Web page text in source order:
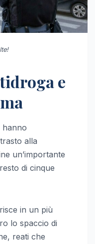
e
hanno
alla
un’importante
di cinque
in un più
lo spaccio di
reati che